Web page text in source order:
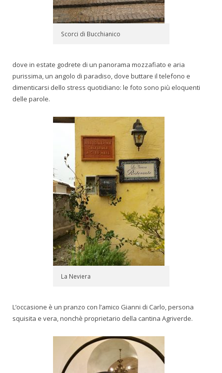
Scorci di Bucchianico
dove in estate godrete di un panorama mozzafiato e aria
purissima, un angolo di paradiso, dove buttare il telefono e
dimenticarsi dello stress quotidiano: le foto sono più eloquenti
delle parole.
La Neviera
L’occasione è un pranzo con l’amico Gianni di Carlo, persona
squisita e vera, nonchè proprietario della cantina Agriverde.